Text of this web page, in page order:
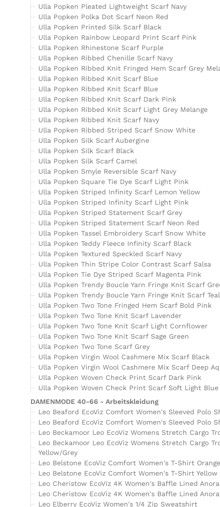
Ulla Popken Pleated Lightweight Scarf Navy
Ulla Popken Polka Dot Scarf Neon Red
Ulla Popken Printed Silk Scarf Black
Ulla Popken Rainbow Leopard Print Scarf Pink
Ulla Popken Rhinestone Scarf Purple
Ulla Popken Ribbed Chenille Scarf Navy
Ulla Popken Ribbed Knit Fringed Hem Scarf Grey
Ulla Popken Ribbed Knit Scarf Blue
Ulla Popken Ribbed Knit Scarf Blue
Ulla Popken Ribbed Knit Scarf Dark Pink
Ulla Popken Ribbed Knit Scarf Light Grey Melange
Ulla Popken Ribbed Knit Scarf Navy
Ulla Popken Ribbed Striped Scarf Snow White
Ulla Popken Silk Scarf Aubergine
Ulla Popken Silk Scarf Black
Ulla Popken Silk Scarf Camel
Ulla Popken Smyle Reversible Scarf Navy
Ulla Popken Square Tie Dye Scarf Light Pink
Ulla Popken Striped Infinity Scarf Lemon Yellow
Ulla Popken Striped Infinity Scarf Light Pink
Ulla Popken Striped Statement Scarf Grey
Ulla Popken Striped Statement Scarf Neon Red
Ulla Popken Tassel Embroidery Scarf Snow White
Ulla Popken Teddy Fleece Infinity Scarf Black
Ulla Popken Textured Speckled Scarf Navy
Ulla Popken Thin Stripe Color Contrast Scarf Salsa
Ulla Popken Tie Dye Striped Scarf Magenta Pink
Ulla Popken Trendy Boucle Yarn Fringe Knit Scarf
Ulla Popken Trendy Boucle Yarn Fringe Knit Scarf
Ulla Popken Two Tone Fringed Hem Scarf Bold Pink
Ulla Popken Two Tone Knit Scarf Lavender
Ulla Popken Two Tone Knit Scarf Light Cornflower
Ulla Popken Two Tone Knit Scarf Sage Green
Ulla Popken Two Tone Scarf Grey
Ulla Popken Virgin Wool Cashmere Mix Scarf Black
Ulla Popken Virgin Wool Cashmere Mix Scarf Deep
Ulla Popken Woven Check Print Scarf Dark Pink
Ulla Popken Woven Check Print Scarf Soft Light Blue
DAMENMODE 40-66 - Arbeitskleidung
Leo Beaford EcoViz Comfort Women's Sleeved Polo
Leo Beaford EcoViz Comfort Women's Sleeved Polo
Leo Beckamoor Leo EcoViz Womens Stretch Cargo
Leo Beckamoor Leo EcoViz Womens Stretch Cargo
Yellow/Grey
Leo Belstone EcoViz Comfort Women's T-Shirt Orange
Leo Belstone EcoViz Comfort Women's T-Shirt Yellow
Leo Cheristow EcoViz 4K Women's Baffle Lined
Leo Cheristow EcoViz 4K Women's Baffle Lined
Leo Elberry EcoViz Women's 1/4 Zip Sweatshirt